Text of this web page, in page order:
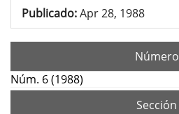
Publicado:Apr 28, 1988
Número
Núm. 6 (1988)
Sección